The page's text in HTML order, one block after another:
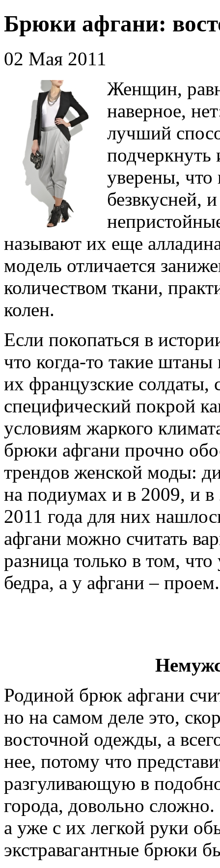
Брюки афгани:
02 Мая 2011
Женщин,
наверное,
лучший
подчеркнуть
уверены, что
безвкусней,
называют их еще
модель отличается
количеством ткани,
колен.
Если покопаться в
что когда-то такие
их французские
специфический покрой
условиям жаркого
брюки афгани прочно
трендов женской моды:
на подиумах и в 2009, и в
2011 года для них
афгани можно считать
разница только в том,
бедра, а у афгани – проем.
Родиной брюк афгани
но на самом деле это,
восточной одежды, а
нее, потому что
разгуливающую в
города, довольно
а уже с их легкой руки
экстравагантные брюки